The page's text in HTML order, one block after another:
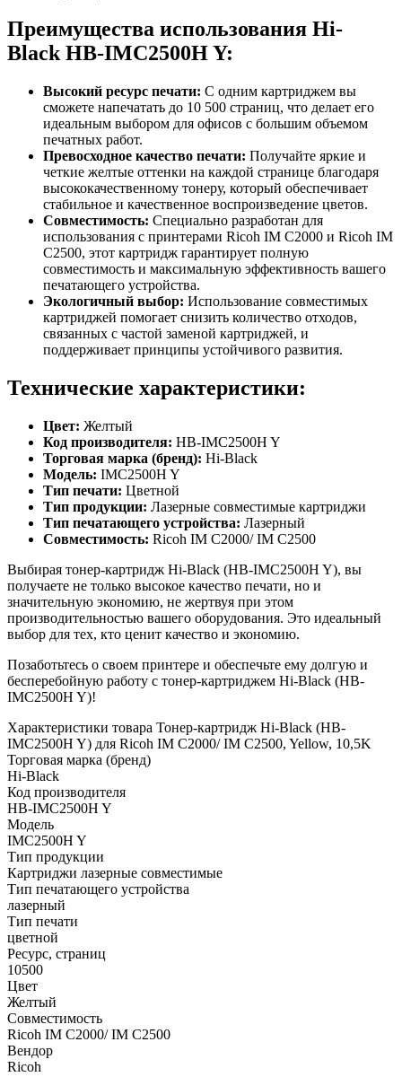
Преимущества использования Hi-
Black HB-IMC2500H Y:
Высокий ресурс печати: С одним картриджем вы
сможете напечатать до 10 500 страниц, что делает его
идеальным выбором для офисов с большим объемом
печатных работ.
Превосходное качество печати: Получайте яркие и
четкие желтые оттенки на каждой странице благодаря
высококачественному тонеру, который обеспечивает
стабильное и качественное воспроизведение цветов.
Совместимость: Специально разработан для
использования с принтерами Ricoh IM C2000 и Ricoh IM
C2500, этот картридж гарантирует полную
совместимость и максимальную эффективность вашего
печатающего устройства.
Экологичный выбор: Использование совместимых
картриджей помогает снизить количество отходов,
связанных с частой заменой картриджей, и
поддерживает принципы устойчивого развития.
Технические характеристики:
Цвет: Желтый
Код производителя: HB-IMC2500H Y
Торговая марка (бренд): Hi-Black
Модель: IMC2500H Y
Тип печати: Цветной
Тип продукции: Лазерные совместимые картриджи
Тип печатающего устройства: Лазерный
Совместимость: Ricoh IM C2000/ IM C2500
Выбирая тонер-картридж Hi-Black (HB-IMC2500H Y), вы
получаете не только высокое качество печати, но и
значительную экономию, не жертвуя при этом
производительностью вашего оборудования. Это идеальный
выбор для тех, кто ценит качество и экономию.
Позаботьтесь о своем принтере и обеспечьте ему долгую и
бесперебойную работу с тонер-картриджем Hi-Black (HB-
IMC2500H Y)!
Характеристики товара Тонер-картридж Hi-Black (HB-
IMC2500H Y) для Ricoh IM C2000/ IM C2500, Yellow, 10,5K
Торговая марка (бренд)
Hi-Black
Код производителя
HB-IMC2500H Y
Модель
IMC2500H Y
Тип продукции
Картриджи лазерные совместимые
Тип печатающего устройства
лазерный
Тип печати
цветной
Ресурс, страниц
10500
Цвет
Желтый
Совместимость
Ricoh IM C2000/ IM C2500
Вендор
Ricoh